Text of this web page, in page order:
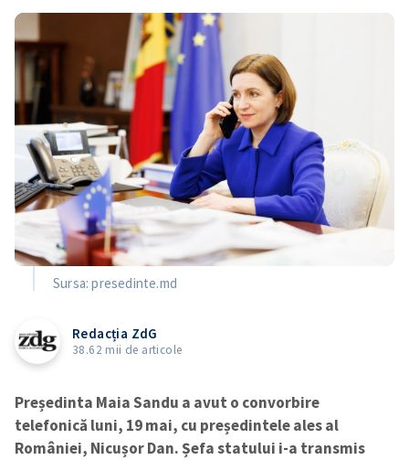
Sursa: presedinte.md
Redacția ZdG
38.62 mii de articole
Președinta Maia Sandu a avut o convorbire
telefonică luni, 19 mai, cu președintele ales al
României, Nicușor Dan. Șefa statului i-a transmis